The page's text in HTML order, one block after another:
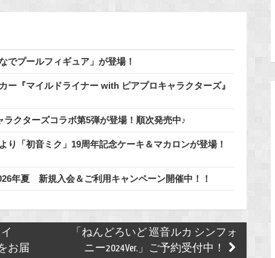
でプールフィギュア」が登場！
ー『マイルドライナー with ピアプロキャラクターズ』
クターズコラボ第5弾が登場！順次発売中♪
り「初音ミク」19周年記念ケーキ＆マカロンが登場！
年夏 新規入会＆ご利用キャンペーン開催中！！
お届
「ねんどろいど 巡音ルカ シンフォ
ニー2024Ver.」ご予約受付中！